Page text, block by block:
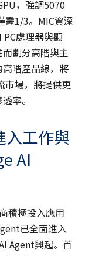
，強調5070
需1/3。MIC資深
處理器與顯
劃分高階與主
階產品線，將
市場，將提供更
率。
入工作與
AI
積極投入應用
已全面進入
Agent興起。首